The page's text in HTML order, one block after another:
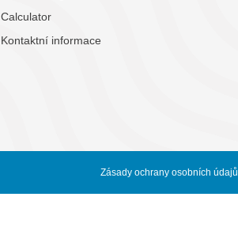
Calculator
Kontaktní informace
Zásady ochrany osobních údajů